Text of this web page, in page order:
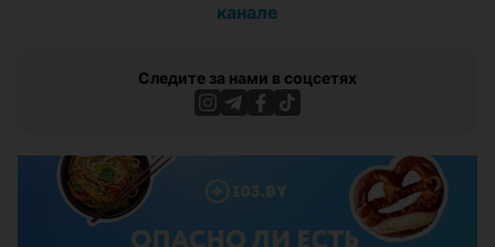
канале
Следите за нами в соцсетях